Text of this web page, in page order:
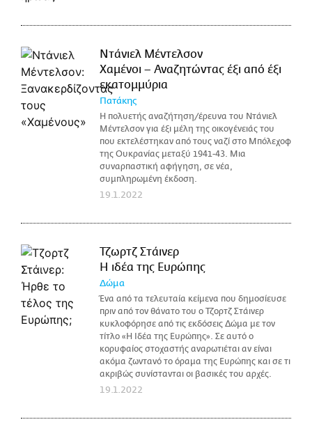
Ντάνιελ Μέντελσον
Χαμένοι – Αναζητώντας έξι από έξι
εκατομμύρια
Πατάκης
Η πολυετής αναζήτηση/έρευνα του Ντάνιελ
Μέντελσον για έξι μέλη της οικογένειάς του
που εκτελέστηκαν από τους ναζί στο Μπόλεχοφ
της Ουκρανίας μεταξύ 1941-43. Μια
συναρπαστική αφήγηση, σε νέα,
συμπληρωμένη έκδοση.
19.1.2022
Τζωρτζ Στάινερ
H ιδέα της Ευρώπης
Δώμα
Ένα από τα τελευταία κείμενα που δημοσίευσε
πριν από τον θάνατο του ο Τζορτζ Στάινερ
κυκλοφόρησε από τις εκδόσεις Δώμα με τον
τίτλο «Η Ιδέα της Ευρώπης». Σε αυτό ο
κορυφαίος στοχαστής αναρωτιέται αν είναι
ακόμα ζωντανό το όραμα της Ευρώπης και σε τι
ακριβώς συνίστανται οι βασικές του αρχές.
19.1.2022